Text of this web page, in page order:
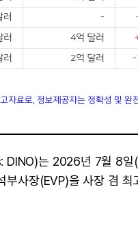
DINO)는 2026년 7월 8일
사장(EVP)을 사장 겸 최